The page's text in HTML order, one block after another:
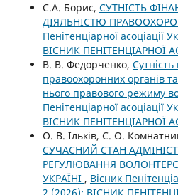
С.А. Борис, СУТНІСТЬ
ДІЯЛЬНІСТЮ
Пенітенціарної асоціації
ВІСНИК ПЕНІТЕНЦІАРНОЇ
В. В. Федорченко,
правоохоронних органів
нього правового режиму
Пенітенціарної асоціації
ВІСНИК ПЕНІТЕНЦІАРНОЇ
О. В. Ільків, С. О.
СУЧАСНИЙ СТАН
РЕГУЛЮВАННЯ
УКРАЇНІ , Вісник